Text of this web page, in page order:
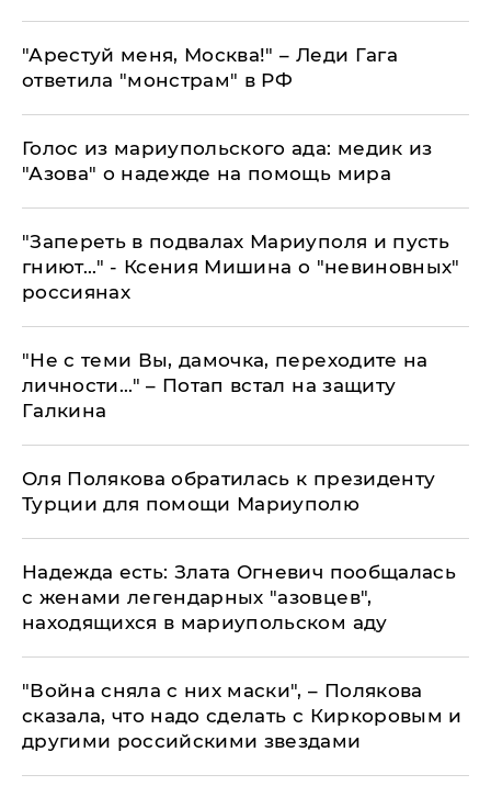
"Арестуй меня, Москва!" – Леди Гага
ответила "монстрам" в РФ
Голос из мариупольского ада: медик из
"Азова" о надежде на помощь мира
"Запереть в подвалах Мариуполя и пусть
гниют..." - Ксения Мишина о "невиновных"
россиянах
"Не с теми Вы, дамочка, переходите на
личности..." – Потап встал на защиту
Галкина
Оля Полякова обратилась к президенту
Турции для помощи Мариуполю
Надежда есть: Злата Огневич пообщалась
с женами легендарных "азовцев",
находящихся в мариупольском аду
"Война сняла с них маски", – Полякова
сказала, что надо сделать с Киркоровым и
другими российскими звездами